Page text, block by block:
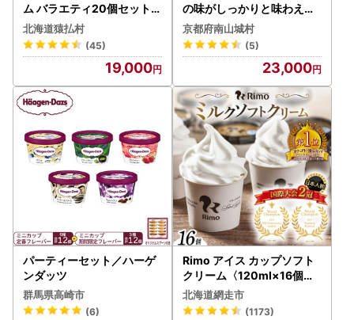
ム バラエティ20個セット【
0302601】
北海道猿払村
(45)
19,000
の味がしっかりと味わえる
むらちゃアイス抹茶12個
セット お菓子 京都
京都府南山城村
(5)
23,000
パーティーセット／ハーゲ
ンダッツ
群馬県高崎市
(6)
Rimo アイス カップソフト
クリーム〈120ml×16個〉
ABA002 | アイス
北海道網走市
(1173)